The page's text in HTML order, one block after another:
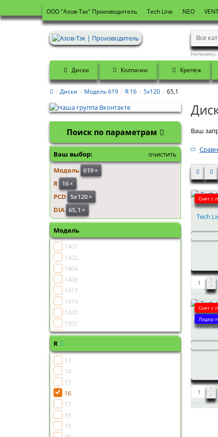
OOO "Азов-Тэк" Производитель Tech Line NEO
Все
Например:
Диски Колпачки Крепёж
Диски Модель 619 R 16 5x120 65,1
Поиск по параметрам
Ваш выбор:
очистить
Модель 619×
R 16×
PCD 5x120×
DIA 65,1 ×
Модель
1401
1402
1404
1406
1415
1419
1420
1501
1502
1505
1507
1510
1513
R
13
14
15
16
17
18
19
Ваш
Снят с
Tech
Снят с
Лидер
Tech